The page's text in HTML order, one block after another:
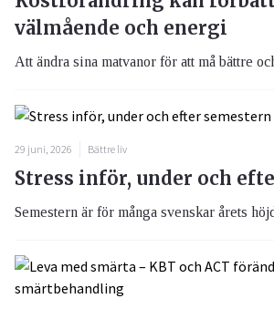
välmående och energi
Att ändra sina matvanor för att må bättre
29 juni, 2026 Bättre liv
Stress inför, under och
Semestern är för många svenskar årets